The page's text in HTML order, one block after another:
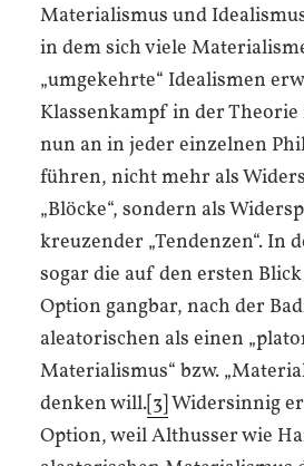
Materialismus und
in dem sich viele
„umgekehrte“ Idealismen
Klassenkampf in der Theorie
nun an in jeder einzelnen
führen, nicht mehr als
„Blöcke“, sondern als
kreuzender „Tendenzen“. In
sogar die auf den ersten
Option gangbar, nach der
aleatorischen als einen
Materialismus“ bzw.
denken will.[3] Widersinnig
Option, weil Althusser wie